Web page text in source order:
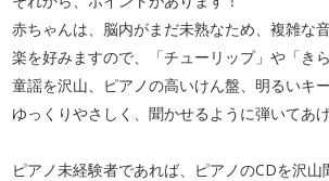
赤ちゃんは、脳内がまだ未熟なため、複雑な
楽を好みますので、「チューリップ」や「き
童謡を沢山、ピアノの高いけん盤、明るいキ
ゆっくりやさしく、聞かせるように弾いてあ
ピアノ未経験者であれば、ピアノのCDを沢山